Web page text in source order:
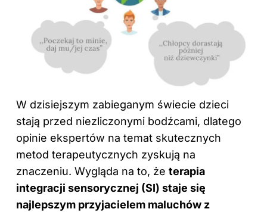
W dzisiejszym zabieganym świecie dzieci
stają przed niezliczonymi bodźcami, dlatego
opinie ekspertów na temat skutecznych
metod terapeutycznych zyskują na
znaczeniu. Wygląda na to, że terapia
integracji sensorycznej (SI) staje się
najlepszym przyjacielem maluchów z